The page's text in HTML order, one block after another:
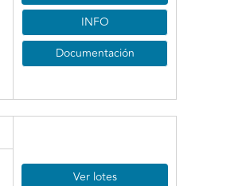
INFO
Documentación
Ver lotes